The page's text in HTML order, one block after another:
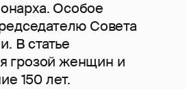
Особое
Совета
В статье
грозой женщин и
150 лет.